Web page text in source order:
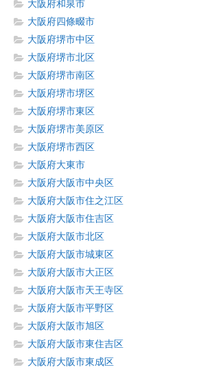
大阪府和泉市
大阪府四條畷市
大阪府堺市中区
大阪府堺市北区
大阪府堺市南区
大阪府堺市堺区
大阪府堺市東区
大阪府堺市美原区
大阪府堺市西区
大阪府大東市
大阪府大阪市中央区
大阪府大阪市住之江区
大阪府大阪市住吉区
大阪府大阪市北区
大阪府大阪市城東区
大阪府大阪市大正区
大阪府大阪市天王寺区
大阪府大阪市平野区
大阪府大阪市旭区
大阪府大阪市東住吉区
大阪府大阪市東成区